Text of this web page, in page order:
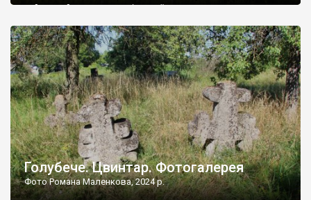
найкращий регулятор шкідливої, для старих кладовищ,
бруньками, кози ті бруньки обгризають, бо то улюблений
делікатес. На цвинтарі у Голубечому ціла колекція
різноманітних форм хрестів. Село відносно невелике, […]
Голубече. Цвинтар. Фотогалерея
Фото Романа Маленкова, 2024 р.